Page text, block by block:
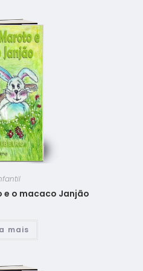
e o macaco Janjão
mais